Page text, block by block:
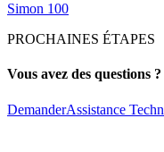
Simon 100
PROCHAINES ÉTAPES
Vous avez des questions ?
DemanderAssistance